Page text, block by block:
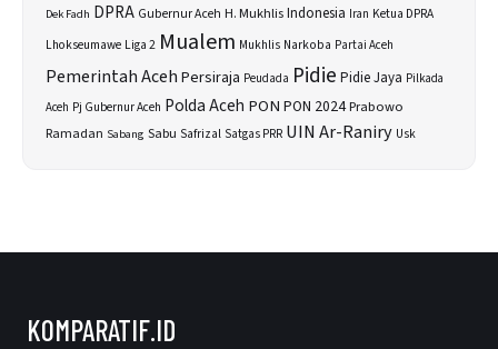
Dek Fadh DPRA Gubernur Aceh H. MukhlisIndonesia Iran Ketua DPRA
Lhokseumawe Liga 2 Mualem Mukhlis Narkoba Partai Aceh
Pemerintah AcehPersiraja Peudada Pidie Pidie Jaya Pilkada
Aceh Pj Gubernur Aceh Polda Aceh PON PON 2024Prabowo
Ramadan Sabang Sabu Safrizal Satgas PRR UIN Ar-Raniry Usk
KOMPARATIF.ID